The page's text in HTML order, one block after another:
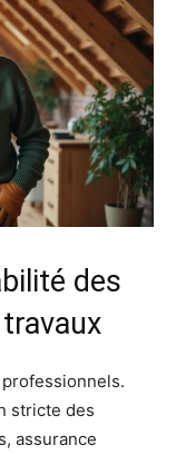
des
stricte des
assurance